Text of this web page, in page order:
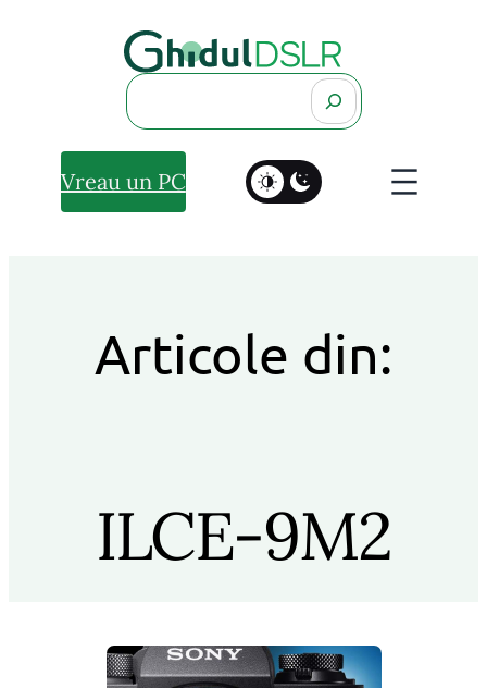
Search
Vreau un PC
Articole din:
ILCE-9M2